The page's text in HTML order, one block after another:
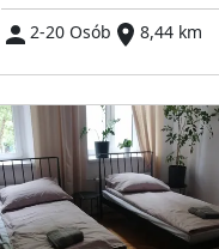
2-20 Osób
8,44 km